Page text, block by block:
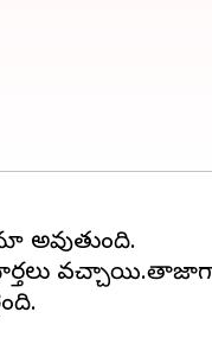
అవుతుంది.
వచ్చాయి.తాజాగా